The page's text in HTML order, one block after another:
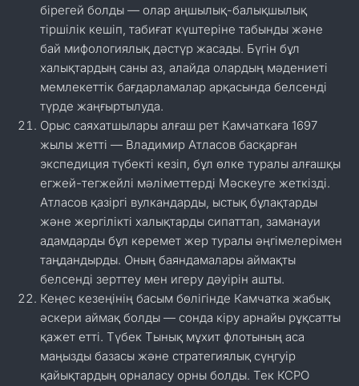
бірегей болды — олар аңшылық-балықшылық
тіршілік кешіп, табиғат күштеріне табынды және
бай мифологиялық дәстүр жасады. Бүгін бұл
халықтардың саны аз, алайда олардың мәдениеті
мемлекеттік бағдарламалар арқасында белсенді
түрде жаңғыртылуда.
Орыс саяхатшылары алғаш рет Камчаткаға 1697
жылы жетті — Владимир Атласов басқарған
экспедиция түбекті кезіп, бұл өлке туралы алғашқы
егжей-тегжейлі мәліметтерді Мәскеуге жеткізді.
Атласов қазіргі вулкандарды, ыстық бұлақтарды
және жергілікті халықтарды сипаттап, заманауи
адамдарды бұл керемет жер туралы әңгімелерімен
таңдандырды. Оның баяндамалары аймақты
белсенді зерттеу мен игеру дәуірін ашты.
Кеңес кезеңінің басым бөлігінде Камчатка жабық
әскери аймақ болды — сонда кіру арнайы рұқсатты
қажет етті. Түбек Тынық мұхит флотының аса
маңызды базасы және стратегиялық сүңгуір
қайықтардың орналасу орны болды. Тек КСРО